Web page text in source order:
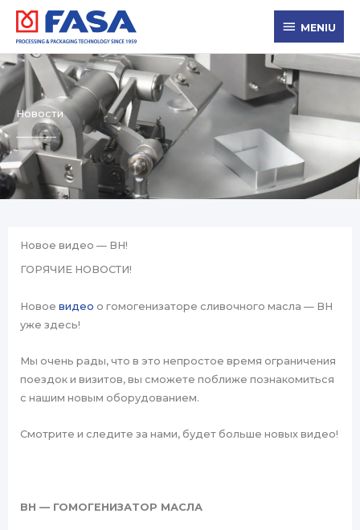
Перейти
содержимому
MENIU
MENIU
Новости
Новое видео — BH!
ГОРЯЧИЕ НОВОСТИ!
Новое видео о гомогенизаторе сливочного масла — BH
уже здесь!
Мы очень рады, что в это непростое время ограничения
поездок и визитов, вы сможете поближе познакомиться
с нашим новым оборудованием.
Смотрите и следите за нами, будет больше новых видео!
BH — ГОМОГЕНИЗАТОР МАСЛА